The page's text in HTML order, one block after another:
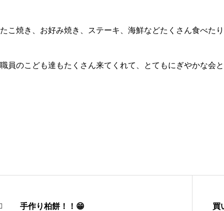
たこ焼き、お好み焼き、ステーキ、海鮮などたくさん食べた
職員のこども達もたくさん来てくれて、とてもにぎやかな会
手作り柏餅！！😁 買